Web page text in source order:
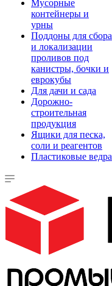
Мусорные
контейнеры и
урны
Поддоны для сбора
и локализации
проливов под
канистры, бочки и
еврокубы
Для дачи и сада
Дорожно-
строительная
продукция
Ящики для песка,
соли и реагентов
Пластиковые ведра